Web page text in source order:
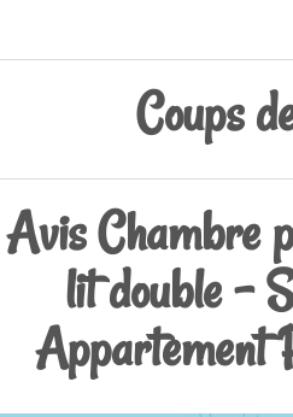
Coups
Avis Chambre
lit double -
Appartement